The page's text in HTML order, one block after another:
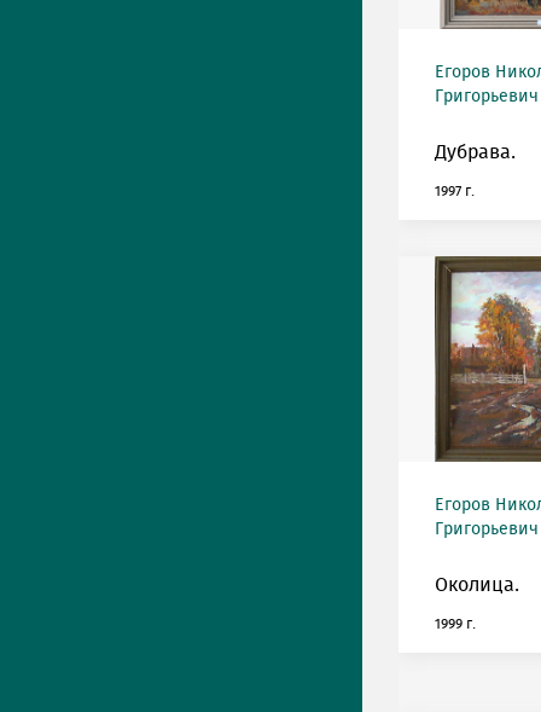
Егоров
Дубрава.
1997 г.
Егоров
Околица.
1999 г.